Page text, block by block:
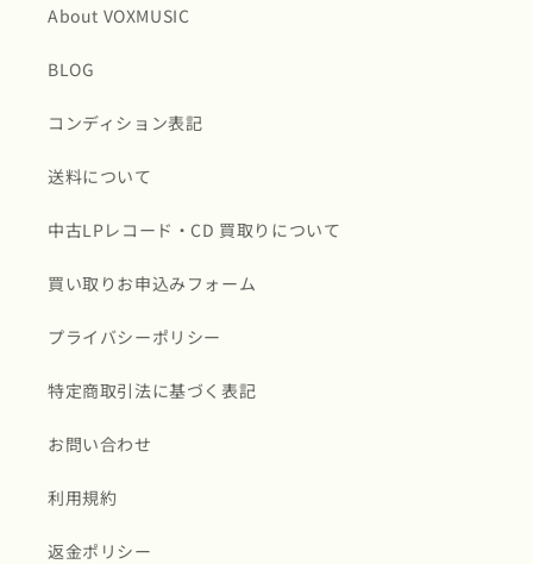
About VOXMUSIC
BLOG
コンディション表記
送料について
中古LPレコード・CD 買取りについて
買い取りお申込みフォーム
プライバシーポリシー
特定商取引法に基づく表記
お問い合わせ
利用規約
返金ポリシー